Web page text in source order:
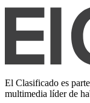
El Clasificado es
multimedia líder de